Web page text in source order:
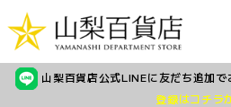
山梨百貨店公式LINEに友だち追加で
登録はコチラ